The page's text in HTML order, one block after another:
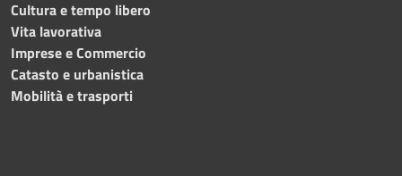
Cultura e tempo libero
Vita lavorativa
Imprese e Commercio
Catasto e urbanistica
Mobilità e trasporti